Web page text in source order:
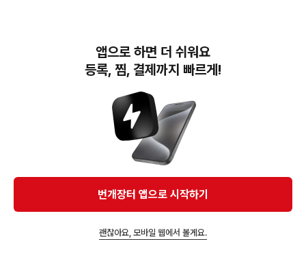
번개장터(주) 사업자정보, 이용약관 및 기타 법적고지
번개장터㈜는 통신판매중개자이며, 통신판매의 당사자가 아닙니다. 전자상거래 등에서의
소비자보호에 관한 법률 등 관련 법령 및 번개장터㈜의 약관에 따라 상품, 상품정보, 거래에 관한 책임은
개별 판매자에게 귀속하고, 번개장터㈜는 원칙적으로 회원간 거래에 대하여 책임을 지지 않습니다.
다만, 번개장터㈜가 직접 판매하는 상품에 대한 책임은 번개장터㈜에게 귀속합니다.
APP 다운로드
앱으로 하면 더 쉬워요
등록, 찜, 결제까지 빠르게!
번개장터 앱으로 시작하기
괜찮아요, 모바일 웹에서 볼게요.